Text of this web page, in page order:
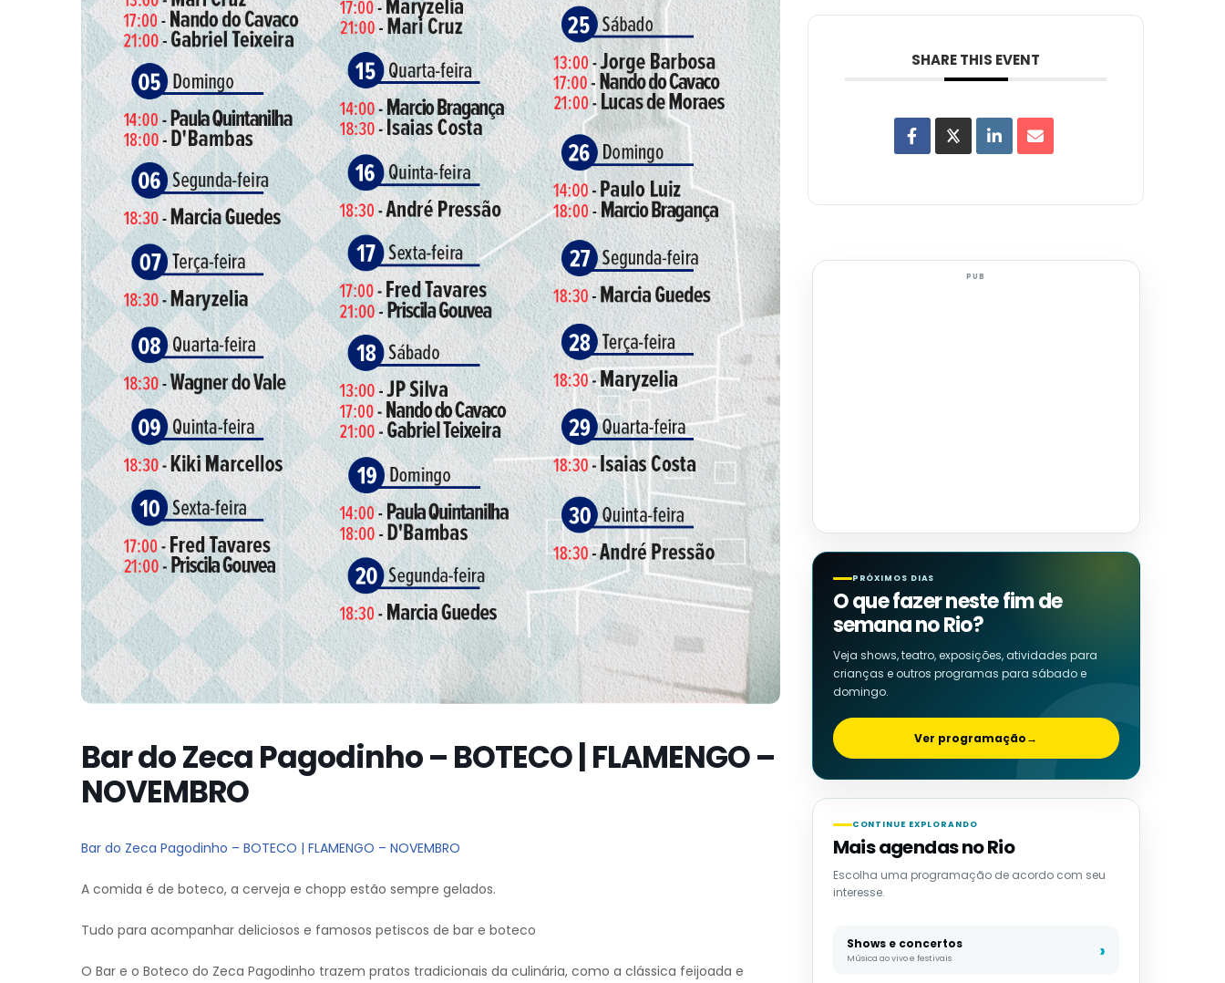
Bar do Zeca Pagodinho – BOTECO | FLAMENGO –
NOVEMBRO
Bar do Zeca Pagodinho – BOTECO | FLAMENGO – NOVEMBRO
A comida é de boteco, a cerveja e chopp estão sempre gelados.
Tudo para acompanhar deliciosos e famosos petiscos de bar e boteco
O Bar e o Boteco do Zeca Pagodinho trazem pratos tradicionais da culinária, como a clássica feijoada e
SHARE THIS EVENT
PUB
PRÓXIMOS DIAS
O que fazer neste fim de
semana no Rio?
Veja shows, teatro, exposições, atividades para
crianças e outros programas para sábado e
domingo.
Ver programação→
CONTINUE EXPLORANDO
Mais agendas no Rio
Escolha uma programação de acordo com seu
interesse.
Shows e concertos
Música ao vivo e festivais